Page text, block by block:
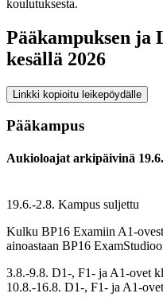
koulutuksesta.
Pääkampuksen ja
kesällä 2026
Linkki kopioitu leikepöydälle
Pääkampus
Aukioloajat arkipäivinä
19.6.-2.8. Kampus suljettu
Kulku BP16 Examiin A1-
ainoastaan BP16
3.8.-9.8. D1-, F1- ja A1-ovet
10.8.-16.8. D1-, F1- ja A1-